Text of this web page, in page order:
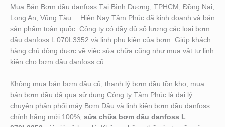
Mua Bán Bơm dầu danfoss Tại Bình Dương, TPHCM, Đồng Nai,
Long An, Vũng Tàu… Hiện Nay Tâm Phúc đã kinh doanh và bán
sản phẩm toàn quốc. Công ty có đầy đủ số lượng các loại bơm
dầu danfoss L 070L3352 và linh phụ kiện của bơm. Giúp khách
hàng chủ động được về việc sửa chữa cũng như mua vật tư linh
kiện cho bơm dầu danfoss cũ.
Không mua bán bơm dầu cũ, thanh lý bơm dầu tồn kho, mua
bán bơm dầu đã qua sử dụng Công ty Tâm Phúc là đại lý
chuyên phân phối máy Bơm Dầu và linh kiện bơm dầu danfoss
chính hãng mới 100%, sửa chữa bơm dầu danfoss L